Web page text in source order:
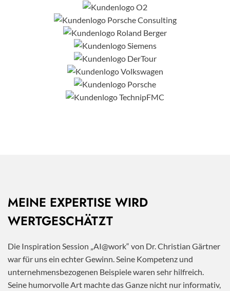
MEINE EXPERTISE WIRD
WERTGESCHÄTZT
Die Inspiration Session „AI@work“ von Dr. Christian Gärtner
war für uns ein echter Gewinn. Seine Kompetenz und
unternehmensbezogenen Beispiele waren sehr hilfreich.
Seine humorvolle Art machte das Ganze nicht nur informativ,